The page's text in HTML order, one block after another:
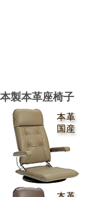
製本革座椅子